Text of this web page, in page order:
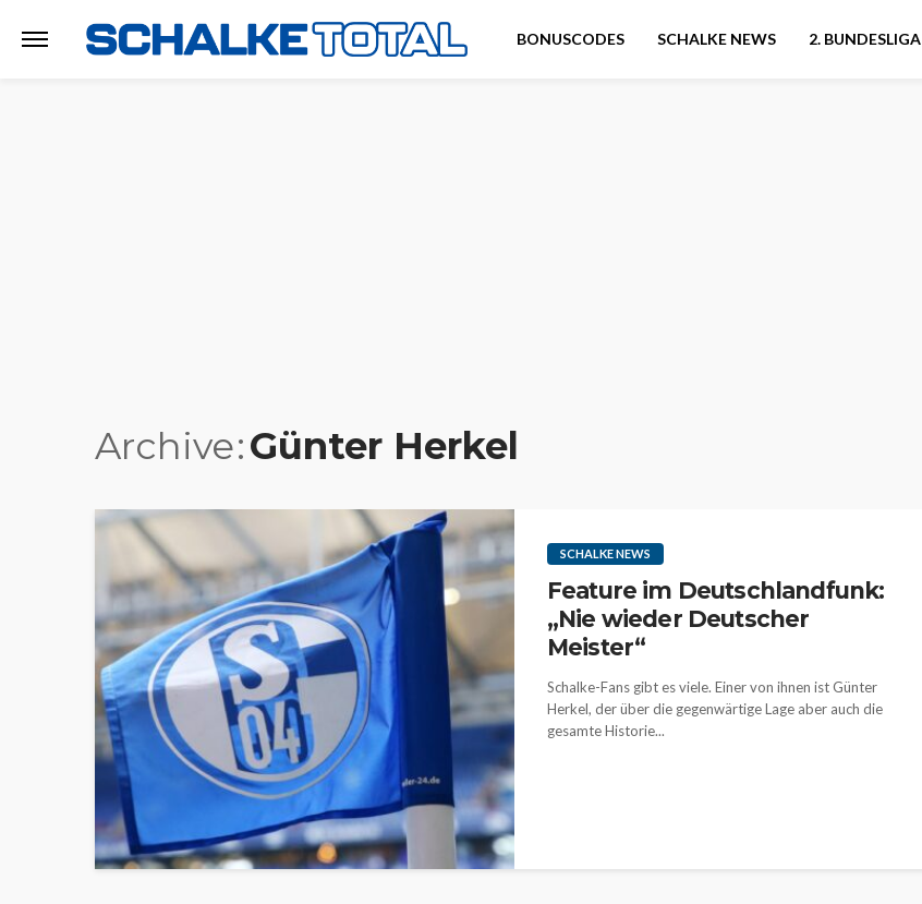
BONUSCODES SCHALKE NEWS 2. BUNDESLIGA
Archive Günter Herkel
SCHALKE NEWS
Feature im Deutschlandfunk:
„Nie wieder Deutscher
Meister“
Schalke-Fans gibt es viele. Einer von ihnen ist Günter
Herkel, der über die gegenwärtige Lage aber auch die
gesamte Historie...